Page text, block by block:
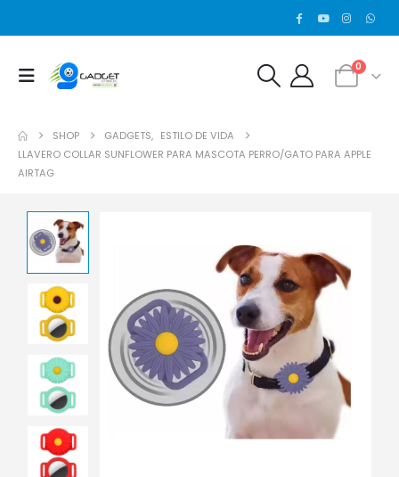
0
SHOP GADGETS, ESTILO DE VIDA
LLAVERO COLLAR SUNFLOWER PARA MASCOTA PERRO/GATO PARA APPLE
AIRTAG